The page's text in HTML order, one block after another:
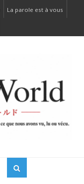
La parole est à vous